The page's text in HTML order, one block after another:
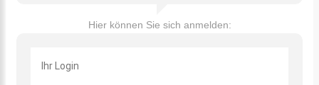
Hier können Sie sich anmelden: